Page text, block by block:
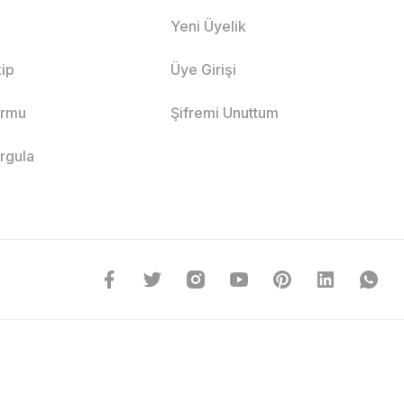
Yeni Üyelik
Üye Girişi
Şifremi Unuttum